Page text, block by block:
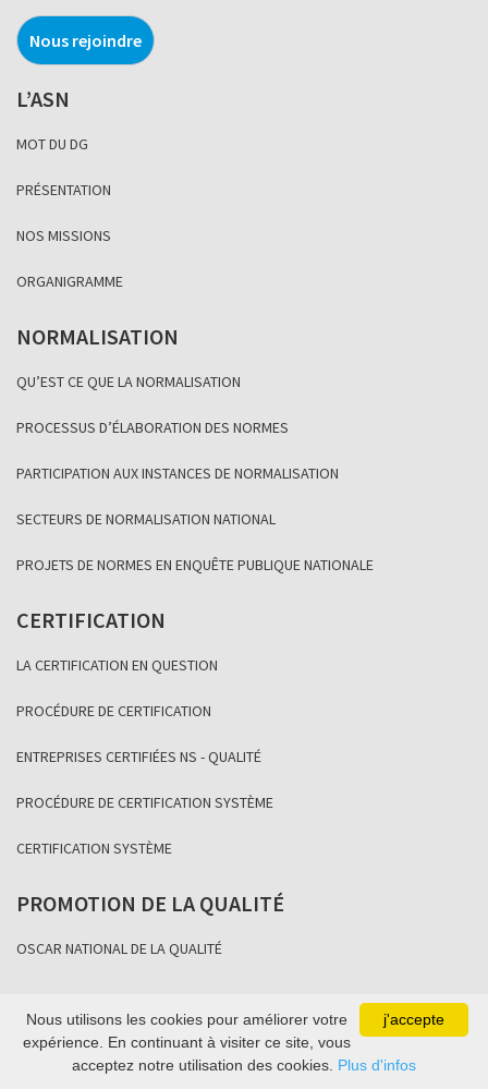
Nous rejoindre
L’ASN
MOT DU DG
PRÉSENTATION
NOS MISSIONS
ORGANIGRAMME
NORMALISATION
QU’EST CE QUE LA NORMALISATION
PROCESSUS D’ÉLABORATION DES NORMES
PARTICIPATION AUX INSTANCES DE NORMALISATION
SECTEURS DE NORMALISATION NATIONAL
PROJETS DE NORMES EN ENQUÊTE PUBLIQUE NATIONALE
CERTIFICATION
LA CERTIFICATION EN QUESTION
PROCÉDURE DE CERTIFICATION
ENTREPRISES CERTIFIÉES NS - QUALITÉ
PROCÉDURE DE CERTIFICATION SYSTÈME
CERTIFICATION SYSTÈME
PROMOTION DE LA QUALITÉ
OSCAR NATIONAL DE LA QUALITÉ
Copyright Association Sénégalaise de Normalisation 2021
j'accepte
Nous utilisons les cookies pour améliorer votre
expérience. En continuant à visiter ce site, vous
acceptez notre utilisation des cookies. Plus d'infos